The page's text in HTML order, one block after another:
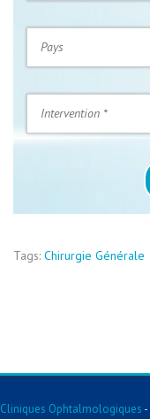
Tags: Chirurgie Générale
Cliniques Ophtalmologiques -